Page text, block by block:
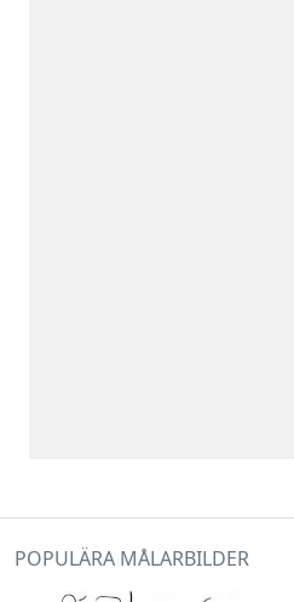
POPULÄRA MÅLARBILDER